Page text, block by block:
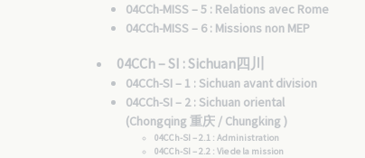
04CCh-MISS – 5 : Relations avec Rome
04CCh-MISS – 6 : Missions non MEP
04CCh – SI : Sichuan四川
04CCh-SI – 1 : Sichuan avant division
04CCh-SI – 2 : Sichuan oriental
(Chongqing 重庆 / Chungking )
04CCh-SI – 2.1 : Administration
04CCh-SI – 2.2 : Vie de la mission